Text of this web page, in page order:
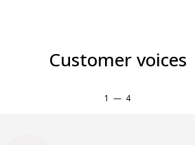
Customer voices
1 — 4